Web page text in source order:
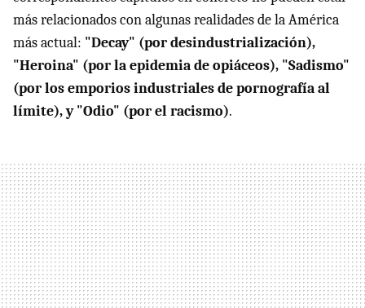
más relacionados con algunas realidades de la América
más actual: "Decay" (por desindustrialización),
"Heroina" (por la epidemia de opiáceos), "Sadismo"
(por los emporios industriales de pornografía al
límite), y "Odio" (por el racismo).